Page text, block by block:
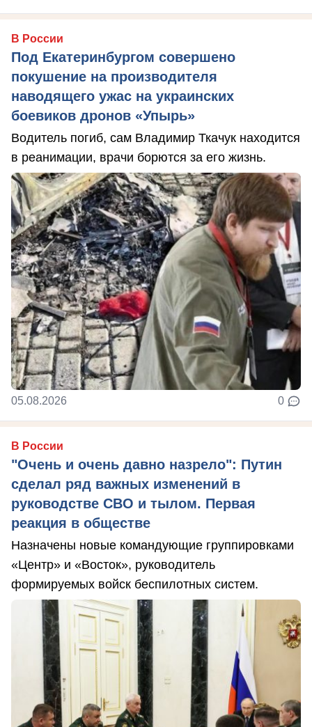
В России
Под Екатеринбургом совершено
покушение на производителя
наводящего ужас на украинских
боевиков дронов «Упырь»
Водитель погиб, сам Владимир Ткачук находится
в реанимации, врачи борются за его жизнь.
05.08.2026 0
В России
"Очень и очень давно назрело": Путин
сделал ряд важных изменений в
руководстве СВО и тылом. Первая
реакция в обществе
Назначены новые командующие группировками
«Центр» и «Восток», руководитель
формируемых войск беспилотных систем.